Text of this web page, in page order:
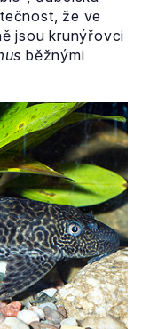
že ve
jsou krunýřovci
běžnými